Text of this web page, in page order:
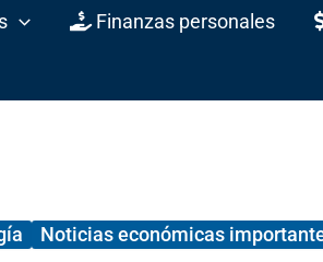
Finanzas personales
Noticias económicas